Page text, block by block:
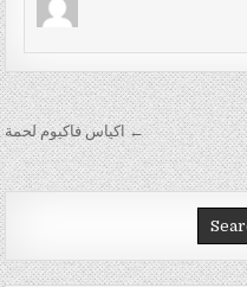
← اكياس فاكيوم لحمة